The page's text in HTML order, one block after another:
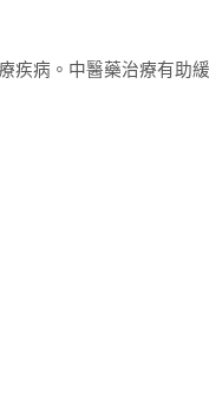
疾病。中醫藥治療有助